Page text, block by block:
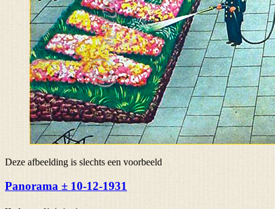
Deze afbeelding is slechts een voorbeeld
Panorama ± 10-12-1931